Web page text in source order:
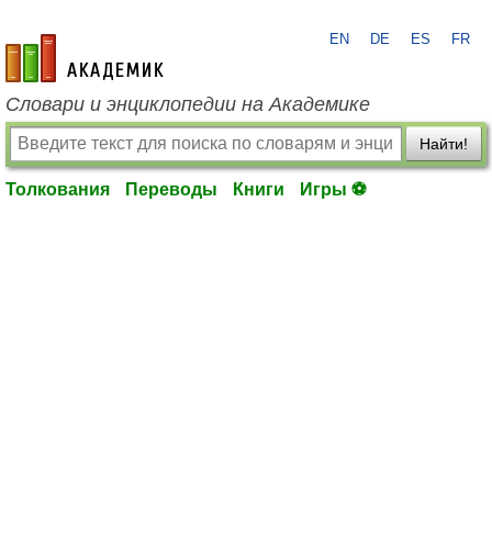
academic.ru
EN DE ES FR
Словари и энциклопедии на Академике
Найти!
Толкования Переводы Книги Игры ⚽